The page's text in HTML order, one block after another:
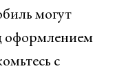
могут
оформлением
с